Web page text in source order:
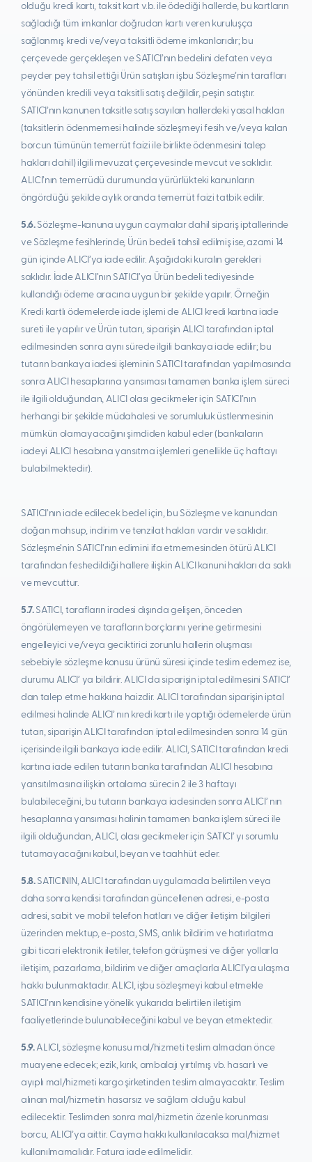
olduğu kredi kartı, taksit kart v.b. ile ödediği hallerde, bu kartların
sağladığı tüm imkanlar doğrudan kartı veren kuruluşça
sağlanmış kredi ve/veya taksitli ödeme imkanlarıdır; bu
çerçevede gerçekleşen ve SATICI’nın bedelini defaten veya
peyder pey tahsil ettiği Ürün satışları işbu Sözleşme’nin tarafları
yönünden kredili veya taksitli satış değildir, peşin satıştır.
SATICI’nın kanunen taksitle satış sayılan hallerdeki yasal hakları
(taksitlerin ödenmemesi halinde sözleşmeyi fesih ve/veya kalan
borcun tümünün temerrüt faizi ile birlikte ödenmesini talep
hakları dahil) ilgili mevuzat çerçevesinde mevcut ve saklıdır.
ALICI’nın temerrüdü durumunda yürürlükteki kanunların
öngördüğü şekilde aylık oranda temerrüt faizi tatbik edilir.
5.6.Sözleşme-kanuna uygun caymalar dahil sipariş iptallerinde
ve Sözleşme fesihlerinde, Ürün bedeli tahsil edilmiş ise, azami 14
gün içinde ALICI’ya iade edilir. Aşağıdaki kuralın gerekleri
saklıdır. İade ALICI’nın SATICI’ya Ürün bedeli tediyesinde
kullandığı ödeme aracına uygun bir şekilde yapılır. Örneğin
Kredi kartlı ödemelerde iade işlemi de ALICI kredi kartına iade
sureti ile yapılır ve Ürün tutarı, siparişin ALICI tarafından iptal
edilmesinden sonra aynı sürede ilgili bankaya iade edilir; bu
tutarın bankaya iadesi işleminin SATICI tarafından yapılmasında
sonra ALICI hesaplarına yansıması tamamen banka işlem süreci
ile ilgili olduğundan, ALICI olası gecikmeler için SATICI’nın
herhangi bir şekilde müdahalesi ve sorumluluk üstlenmesinin
mümkün olamayacağını şimdiden kabul eder (bankaların
iadeyi ALICI hesabına yansıtma işlemleri genellikle üç haftayı
bulabilmektedir).
SATICI’nın iade edilecek bedel için, bu Sözleşme ve kanundan
doğan mahsup, indirim ve tenzilat hakları vardır ve saklıdır.
Sözleşme’nin SATICI’nın edimini ifa etmemesinden ötürü ALICI
tarafından feshedildiği hallere ilişkin ALICI kanuni hakları da saklı
ve mevcuttur.
5.7.SATICI, tarafların iradesi dışında gelişen, önceden
öngörülemeyen ve tarafların borçlarını yerine getirmesini
engelleyici ve/veya geciktirici zorunlu hallerin oluşması
sebebiyle sözleşme konusu ürünü süresi içinde teslim edemez ise,
durumu ALICI’ ya bildirir. ALICI da siparişin iptal edilmesini SATICI’
dan talep etme hakkına haizdir. ALICI tarafından siparişin iptal
edilmesi halinde ALICI’ nın kredi kartı ile yaptığı ödemelerde ürün
tutarı, siparişin ALICI tarafından iptal edilmesinden sonra 14 gün
içerisinde ilgili bankaya iade edilir. ALICI, SATICI tarafından kredi
kartına iade edilen tutarın banka tarafından ALICI hesabına
yansıtılmasına ilişkin ortalama sürecin 2 ile 3 haftayı
bulabileceğini, bu tutarın bankaya iadesinden sonra ALICI’ nın
hesaplarına yansıması halinin tamamen banka işlem süreci ile
ilgili olduğundan, ALICI, olası gecikmeler için SATICI’ yı sorumlu
tutamayacağını kabul, beyan ve taahhüt eder.
5.8.SATICININ, ALICI tarafından uygulamada belirtilen veya
daha sonra kendisi tarafından güncellenen adresi, e-posta
adresi, sabit ve mobil telefon hatları ve diğer iletişim bilgileri
üzerinden mektup, e-posta, SMS, anlık bildirim ve hatırlatma
gibi ticari elektronik iletiler, telefon görüşmesi ve diğer yollarla
iletişim, pazarlama, bildirim ve diğer amaçlarla ALICI’ya ulaşma
hakkı bulunmaktadır. ALICI, işbu sözleşmeyi kabul etmekle
SATICI’nın kendisine yönelik yukarıda belirtilen iletişim
faaliyetlerinde bulunabileceğini kabul ve beyan etmektedir.
5.9.ALICI, sözleşme konusu mal/hizmeti teslim almadan önce
muayene edecek; ezik, kırık, ambalajı yırtılmış vb. hasarlı ve
ayıplı mal/hizmeti kargo şirketinden teslim almayacaktır. Teslim
alınan mal/hizmetin hasarsız ve sağlam olduğu kabul
edilecektir. Teslimden sonra mal/hizmetin özenle korunması
borcu, ALICI’ya aittir. Cayma hakkı kullanılacaksa mal/hizmet
kullanılmamalıdır. Fatura iade edilmelidir.